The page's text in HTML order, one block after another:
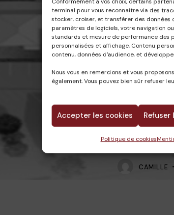
terminal pour vous reconnaître via des
stocker, croiser, et transférer des données
paramètres de logiciels, votre navigation
standards et mesure de performance des
personnalisées et affichage, Contenu
contenu, données d'audience, et
Nous vous en remercions et vous
également. Vous pouvez bien sûr refuser
Accepter les cookies Refuser
Politique de cookies
CAMILLE